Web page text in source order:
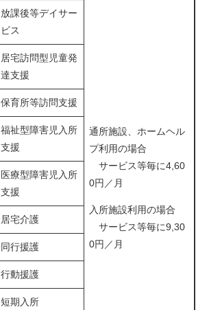
通所施設、ホームヘル
プ利用の場合
サービス等毎に4,60
0円／月
入所施設利用の場合
サービス等毎に9,30
0円／月
放課後等デイサー
ビス
居宅訪問型児童発
達支援
保育所等訪問支援
福祉型障害児入所
支援
医療型障害児入所
支援
居宅介護
同行援護
行動援護
短期入所